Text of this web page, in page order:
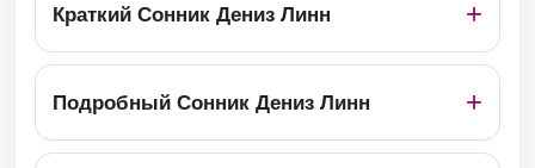
Краткий Сонник Дениз Линн
Подробный Сонник Дениз Линн